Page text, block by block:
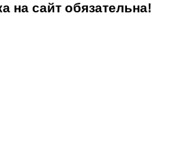
на сайт обязательна!